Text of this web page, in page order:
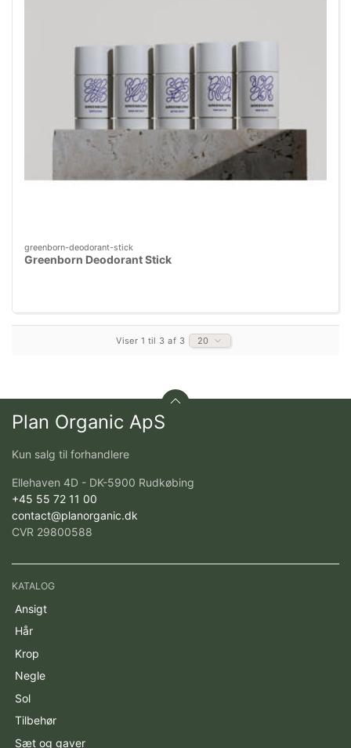
greenborn-deodorant-stick
Greenborn Deodorant Stick
Viser 1 til 3 af 3 20
Plan Organic ApS
Kun salg til forhandlere
Ellehaven 4D - DK-5900 Rudkøbing
+45 55 72 11 00
contact@planorganic.dk
CVR 29800588
KATALOG
Ansigt
Hår
Krop
Negle
Sol
Tilbehør
Sæt og gaver